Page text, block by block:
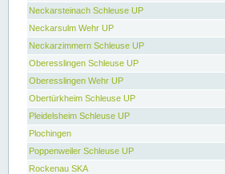
Neckarsteinach Schleuse UP
Neckarsulm Wehr UP
Neckarzimmern Schleuse UP
Oberesslingen Schleuse UP
Oberesslingen Wehr UP
Obertürkheim Schleuse UP
Pleidelsheim Schleuse UP
Plochingen
Poppenweiler Schleuse UP
Rockenau SKA